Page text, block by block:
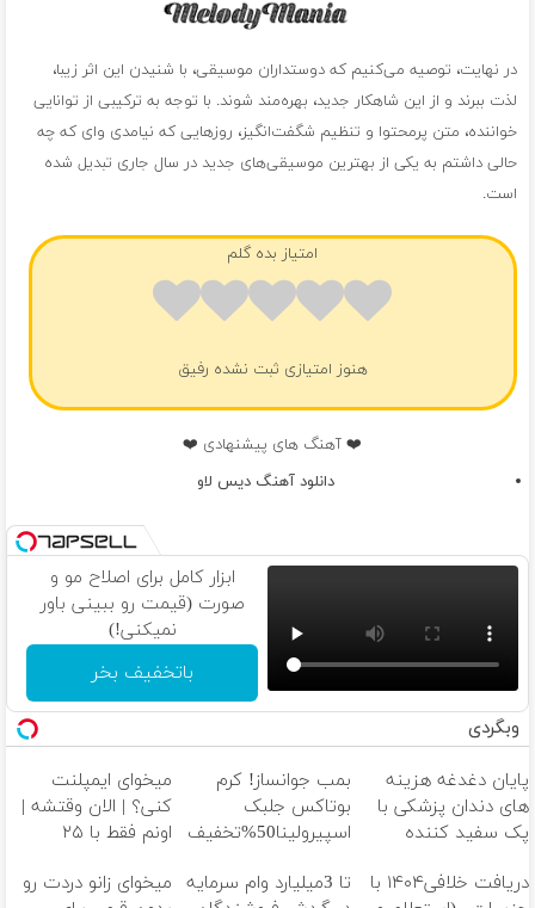
در نهایت، توصیه می‌کنیم که دوستداران موسیقی، با شنیدن این اثر زیبا،
لذت ببرند و از این شاهکار جدید، بهره‌مند شوند. با توجه به ترکیبی از توانایی
خواننده، متن پرمحتوا و تنظیم شگفت‌انگیز، روزهایی که نیامدی وای که چه
حالی داشتم به یکی از بهترین موسیقی‌های جدید در سال جاری تبدیل شده
است.
امتیاز بده گلم
هنوز امتیازی ثبت نشده رفیق
❤️ آهنگ های پیشنهادی ❤️
دانلود آهنگ دیس لاو
ابزار کامل برای اصلاح مو و
صورت (قیمت رو ببینی باور
نمیکنی!)
باتخفیف بخر
وبگردی
پایان دغدغه هزینه
های دندان پزشکی با
پک سفید کننده
بمب جوانساز! کرم
بوتاکس جلبک
اسپیرولینا50%تخفیف
میخوای ایمپلنت
کنی؟ | الان وقتشه |
اونم فقط با ۲۵
دریافت خلافی۱۴۰۴ با
تا 3میلیارد وام سرمایه
میخوای زانو دردت رو